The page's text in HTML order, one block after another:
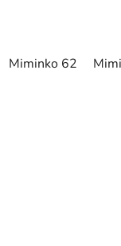
Miminko 62